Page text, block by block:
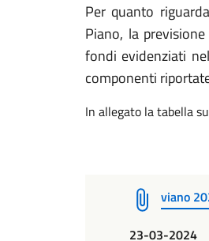
Per quanto
Piano, la
fondi evidenziati
componenti
In allegato la tabella
viano
23-03-2024